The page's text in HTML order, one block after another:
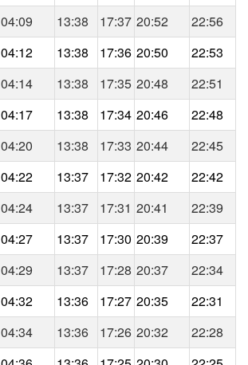
04:09 13:38 17:37 20:52
22:56
04:12 13:38 17:36 20:50
22:53
04:14 13:38 17:35 20:48
22:51
04:17 13:38 17:34 20:46
22:48
04:20 13:38 17:33 20:44
22:45
04:22 13:37 17:32 20:42
22:42
04:24 13:37 17:31 20:41
22:39
04:27 13:37 17:30 20:39
22:37
04:29 13:37 17:28 20:37
22:34
04:32 13:36 17:27 20:35
22:31
04:34 13:36 17:26 20:32
22:28